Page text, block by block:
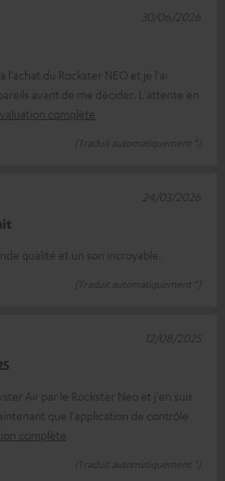
l'achat du Rockster NEO et je l'ai
avant de me décider. L'attente en
complète
(Traduit automatiquement *)
30/06/2026
qualité et un son incroyable.
(Traduit automatiquement *)
24/03/2026
Air par le Rockster Neo et j'en suis
que l'application de contrôle
complète
(Traduit automatiquement *)
12/08/2025